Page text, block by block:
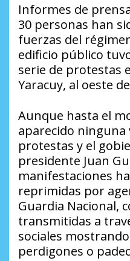
Informes de
30 personas han
fuerzas del
edificio público
serie de protestas
Yaracuy, al oeste
Aunque hasta el
aparecido ninguna
protestas y el
presidente Juan
manifestaciones
reprimidas por
Guardia Nacional,
transmitidas a
sociales
perdigones o